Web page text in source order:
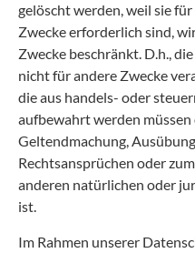
gelöscht werden, weil sie
Zwecke erforderlich sind,
Zwecke beschränkt. D.h.,
nicht für andere Zwecke
die aus handels- oder
aufbewahrt werden
Geltendmachung,
Rechtsansprüchen oder
anderen natürlichen oder
ist.
Im Rahmen unserer